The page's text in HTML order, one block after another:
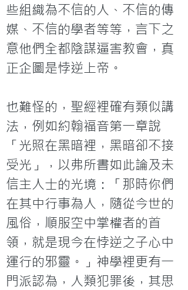
些組織為不信的人、不信的傳
媒、不信的學者等等，言下之
意他們全都陰謀逼害教會，真
正企圖是悖逆上帝。
也難怪的，聖經裡確有類似講
法，例如約翰福音第一章說
「光照在黑暗裡，黑暗卻不接
受光」，以弗所書如此論及未
信主人士的光境：「那時你們
在其中行事為人，隨從今世的
風俗，順服空中掌權者的首
領，就是現今在悖逆之子心中
運行的邪靈。」神學裡更有一
門派認為，人類犯罪後，其思